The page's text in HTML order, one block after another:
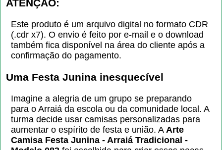
ATENÇÃO:
Este produto é um arquivo digital no formato CDR
(.cdr x7). O envio é feito por e-mail e o download
também fica disponível na área do cliente após a
confirmação do pagamento.
Uma Festa Junina inesquecível
Imagine a alegria de um grupo se preparando
para o Arraiá da escola ou da comunidade local. A
turma decide usar camisas personalizadas para
aumentar o espírito de festa e união. A Arte
Camisa Festa Junina - Arraiá Tradicional -